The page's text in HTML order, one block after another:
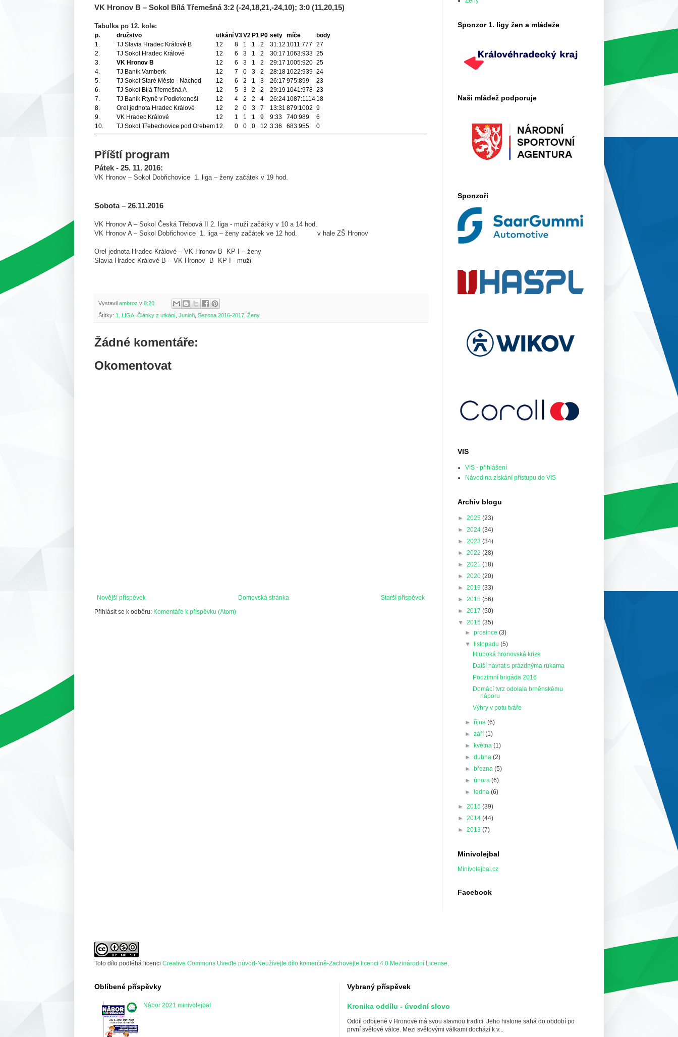
VK Hronov B – Sokol Bílá Třemešná 3:2 (-24,18,21,-24,10); 3:0 (11,20,15)
Tabulka po 12. kole:
p. družstvo utkáníV3V2 P1 P0 sety míče
body
1.
TJ Slavia Hradec Králové B 12 8 1 1 2 31:12 1011:777
27
2.
TJ Sokol Hradec Králové 12 6 3 1 2 30:17 1063:933 25
3.
VK Hronov B 12 6 3 1 2 29:17 1005:920 25
4.
TJ Baník Vamberk 12 7 0 3 2 28:18 1022:939 24
5.
TJ Sokol Staré Město - Náchod 12 6 2 1 3 26:17 975:899
23
6.
TJ Sokol Bílá Třemešná A 12 5 3 2 2 29:19 1041:978 23
7.
TJ Baník Rtyně v Podkrkonoší 12 4 2 2 4 26:24 1087:1114 18
8.
Orel jednota Hradec Králové 12 2 0 3 7 13:31 879:1002 9
9.
VK Hradec Králové 12 1 1 1 9 9:33 740:989
6
10.
TJ Sokol Třebechovice pod Orebem 12 0 0 0 12 3:36 683:955 0
Příští program
Pátek - 25. 11. 2016:
VK Hronov – Sokol Dobřichovice 1. liga – ženy začátek v 19 hod.
Sobota – 26.11.2016
VK Hronov A – Sokol Česká Třebová II 2. liga - muži začátky v 10 a 14 hod.
VK Hronov A – Sokol Dobřichovice 1. liga – ženy začátek ve 12 hod. v hale ZŠ Hronov
Orel jednota Hradec Králové – VK Hronov B
KP I – ženy
Slavia Hradec Králové B – VK Hronov
B KP I - muži
Vystavil ambroz v 8:20
Štítky: 1. LIGA Články z utkání Junioři Sezona 2016-2017 Ženy
Žádné komentáře:
Okomentovat
Novější příspěvek Starší příspěvek
Domovská stránka
Přihlásit se k odběru: Komentáře k příspěvku (Atom)
Sponzor 1. ligy žen a mládeže
Naši mládež podporuje
Sponzoři
VIS
VIS - přihlášení
Návod na získání přístupu do VIS
Archiv blogu
► 2025 (23)
► 2024 (34)
► 2023 (34)
► 2022 (28)
► 2021 (18)
► 2020 (20)
► 2019 (33)
► 2018 (56)
► 2017 (50)
▼ 2016 (35)
►prosince(3)
▼
listopadu(5)
Hluboká hronovská krize
Další návrat s prázdnýma rukama
Podzimní brigáda 2016
Domácí tvrz odolala brněnskému
náporu
Výhry v potu tváře
►října(6)
►září(1)
►
května(1)
►dubna(2)
► března(5)
►února(6)
►
ledna(6)
► 2015 (39)
► 2014 (44)
► 2013 (7)
Minivolejbal
Minivolejbal.cz
Facebook
Toto dílo podléhá licenci Creative Commons Uveďte původ-Neužívejte dílo komerčně-Zachovejte licenci 4.0 Mezinárodní License.
Oblíbené příspěvky
Nábor 2021 minivolejbal
Vybraný příspěvek
Kronika oddílu - úvodní slovo
Oddíl odbíjené v Hronově má svou slavnou tradici. Jeho historie sahá do období po
první světové válce. Mezi světovými válkami dochází k v...